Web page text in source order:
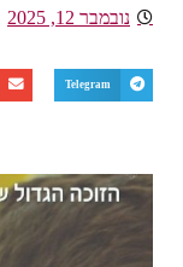
נובמבר 12, 2025
Telegram